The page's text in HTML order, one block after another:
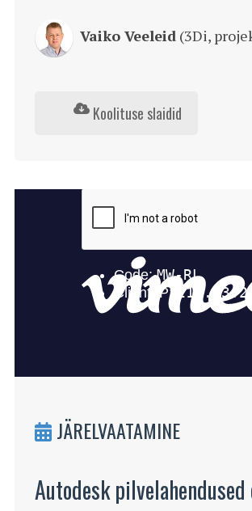
Vaiko Veeleid(3Di,
Koolituse slaidid
JÄRELVAATAMINE
Autodesk